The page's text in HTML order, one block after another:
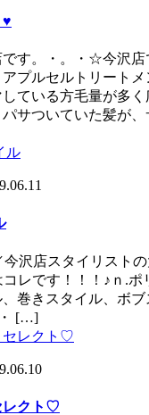
♥
です。・。・☆今沢店
プルセルトリート
ている方毛量が多
サついていた髪が、
沢店スタイリスト
レです！！！♪ｎ.ポ
巻きスタイル、ボブ
・ […]
レクト♡